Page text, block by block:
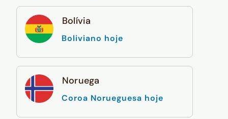
Bolívia
Boliviano hoje
Noruega
Coroa Norueguesa hoje